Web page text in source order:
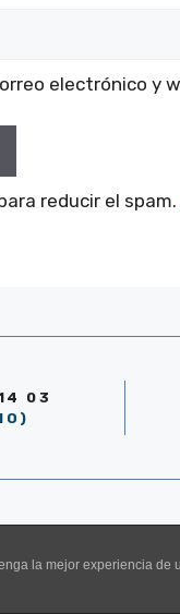
electrónico y
reducir el spam.
03
2026
la mejor experiencia